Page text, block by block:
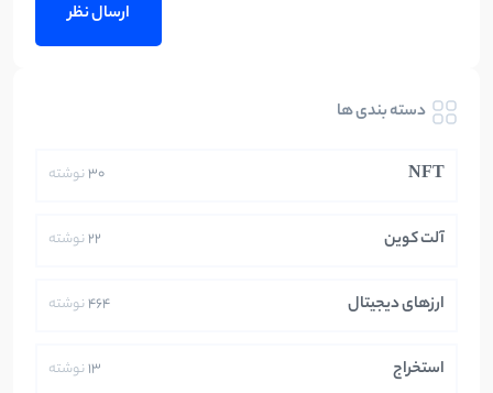
دسته بندی ها
NFT
30نوشته
آلت کوین 22نوشته
ارزهای دیجیتال 464نوشته
استخراج 13نوشته